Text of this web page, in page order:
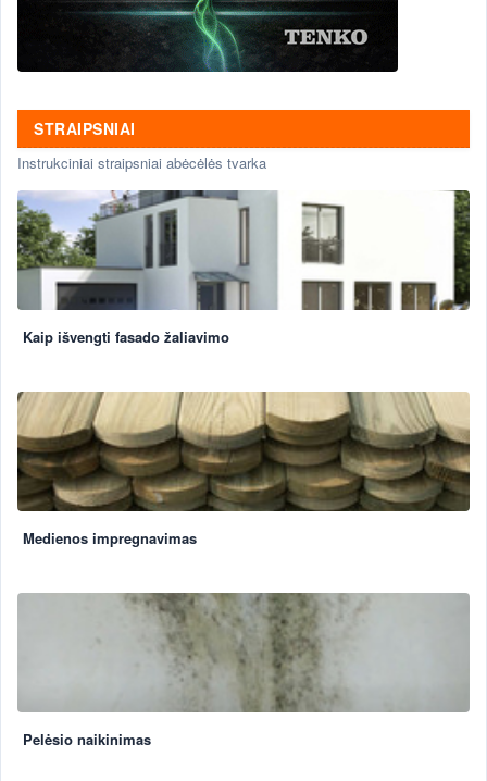
STRAIPSNIAI
Instrukciniai straipsniai abėcėlės tvarka
Kaip išvengti fasado žaliavimo
Medienos impregnavimas
Pelėsio naikinimas